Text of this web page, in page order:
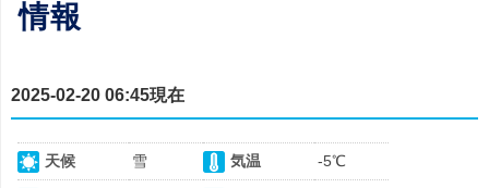
情報
2025-02-20 06:45現在
天候 雪 気温 -5℃